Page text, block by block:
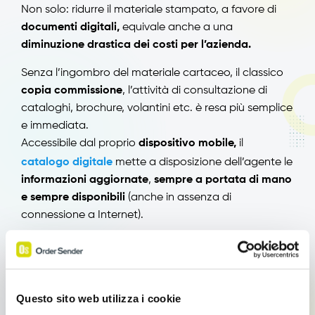
Questo sito web utilizza i cookie
Non solo: ridurre il materiale stampato, a favore di
documenti digitali, equivale anche a una
diminuzione drastica dei costi per l’azienda.
Senza l’ingombro del materiale cartaceo, il classico
copia commissione, l’attività di consultazione di
cataloghi, brochure, volantini etc. è resa più semplice
e immediata.
Accessibile dal proprio dispositivo mobile, il
catalogo digitale mette a disposizione dell’agente le
informazioni aggiornate, sempre a portata di mano
e sempre disponibili (anche in assenza di
connessione a Internet).
Green